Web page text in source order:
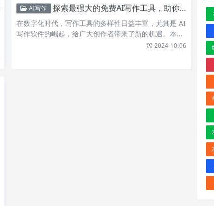
AI写作 探索最强大的免费AI写作工具，助你高效创作诗歌、公文和小说！
在数字化时代，写作工具的多样性日益丰富，尤其是 AI
写作软件的崛起，给广大创作者带来了新的机遇。本文
2024-10-06